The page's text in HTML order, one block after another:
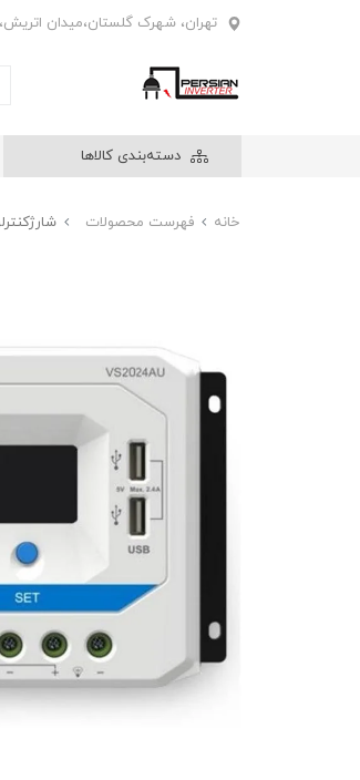
تهران، شهرک گلستان،میدان اتریش،
دسته‌بندی کالاها
خانه فهرست محصولات شارژکنترلر ۱۲_۲۴ 30